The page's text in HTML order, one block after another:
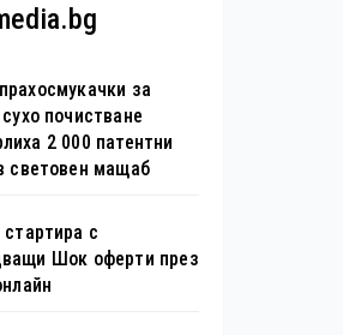
за
почистване
2 000 патентни
световен мащаб
с
Шок оферти през